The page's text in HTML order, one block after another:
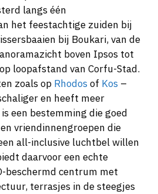
langs één
het feestachtige zuiden bij
bij Boukari, van de
boven Ipsos tot
loopafstand van Corfu-Stad.
zoals op Rhodos of Kos –
en heeft meer
een bestemming die goed
vriendinnengroepen die
all-inclusive luchtbel willen
daarvoor een echte
beschermd centrum met
terrasjes in de steegjes